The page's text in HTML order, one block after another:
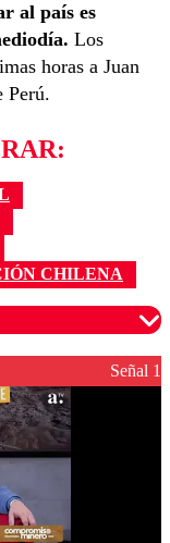
al país es
Los
horas a Juan
Perú.
CHILENA
garantizar un
Señal 1